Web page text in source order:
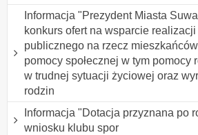
Informacja "Prezydent Miasta
konkurs ofert na wsparcie
publicznego na rzecz
pomocy społecznej w tym pomocy
w trudnej sytuacji życiowej oraz
rodzin
Informacja "Dotacja przyznana po
wniosku klubu spor